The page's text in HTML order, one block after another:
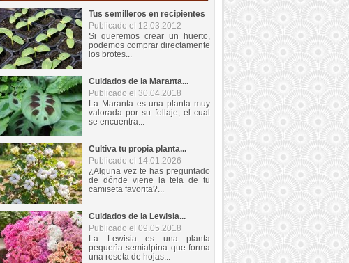
Tus semilleros en recipientes
Publicado el 12.03.2012
Si queremos crear un huerto,
podemos comprar directamente
los brotes...
Cuidados de la Maranta...
Publicado el 30.04.2018
La Maranta es una planta muy
valorada por su follaje, el cual
se encuentra...
Cultiva tu propia planta...
Publicado el 14.01.2026
¿Alguna vez te has preguntado
de dónde viene la tela de tu
camiseta favorita?...
Cuidados de la Lewisia...
Publicado el 09.05.2018
La Lewisia es una planta
pequeña semialpina que forma
una roseta de hojas...